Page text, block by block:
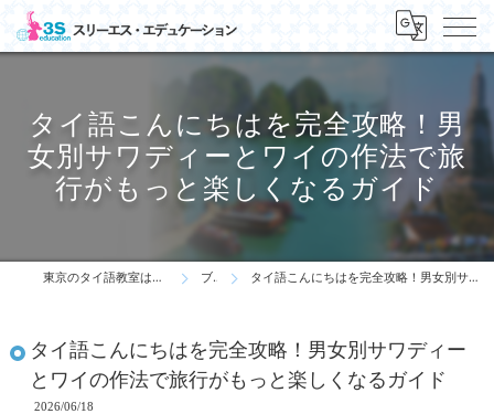
タイ語こんにちはを完全攻略！男
女別サワディーとワイの作法で旅
行がもっと楽しくなるガイド
東京のタイ語教室はスリーエス・エデュケーション ブログ タイ語こんにちはを完全攻略！男女別サワディーとワイの作法で旅行がもっと楽しくなるガイド
タイ語こんにちはを完全攻略！男女別サワディー
とワイの作法で旅行がもっと楽しくなるガイド
2026/06/18